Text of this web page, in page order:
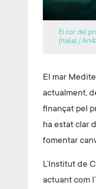
El cor del
(Itàlia) /
El mar
actualment,
finançat pel
ha estat clar
fomentar
L’Institut de
actuant com